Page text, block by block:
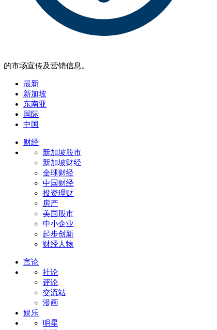
的市场宣传及营销信息。
最新
新加坡
东南亚
国际
中国
财经
新加坡股市
新加坡财经
全球财经
中国财经
投资理财
房产
美国股市
中小企业
起步创新
财经人物
言论
社论
评论
交流站
漫画
娱乐
明星